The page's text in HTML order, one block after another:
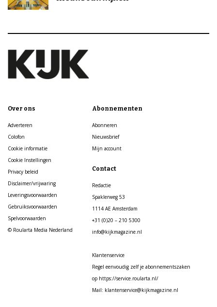
Over ons
Adverteren
Colofon
Cookie informatie
Cookie Instellingen
Privacy beleid
Disclaimer/vrijwaring
Leveringsvoorwaarden
Gebruiksvoorwaarden
Spelvoorwaarden
© Roularta Media Nederland
Abonnementen
Abonneren
Nieuwsbrief
Mijn account
Contact
Redactie
Spaklerweg 53
1114 AE Amsterdam
+31 (0)20 – 210 5300
info@kijkmagazine.nl
Klantenservice
Regel eenvoudig zelf je abonnementszaken
op https://service.roularta.nl/
Mail: klantenservice@kijkmagazine.nl